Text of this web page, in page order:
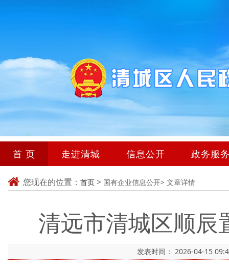
首 页 走进清城 信息公开 政务服
您现在的位置： 首页 > 国有企业信息公开> 文章详情
清远市清城区顺辰
发表时间： 2026-04-15